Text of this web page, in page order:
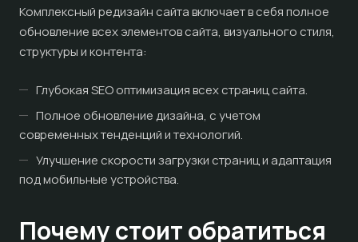
Комплексный редизайн сайта включает в себя полное
обновление всех элементов сайта, визуального стиля,
структуры и контента:
Глубокая SEO оптимизация всех страниц сайта.
Полное обновление дизайна, с учетом
современных тенденций и технологий.
Улучшение скорости загрузки страниц и адаптация
под мобильные устройства.
Почему стоит обратиться